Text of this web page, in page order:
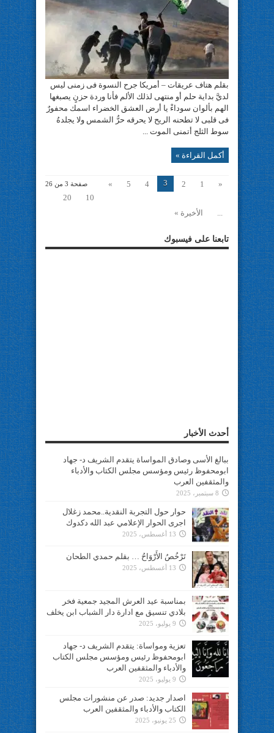
بقلم هتاف عريقات – أمريكا جرح النسوة فى زمنى ليس
لديَّ بداية حلم أو منتهى لذلك الألم فأنا وردة حزنٍ يصبغها
الهم بألوان سوداءْ يا أرض العشق الخضراء اسمك محفورٌ
فى قلبى لا تطحنه الريح لا يحرقه حرُّ الشمس ولا يجلدهُ
سوط الثلج أتمنى الموت ...
أكمل القراءة »
صفحة 3 من 26 «
1
2
3
4
5
»
10
20
...
الأخيرة »
تابعنا على فيسبوك
أحدث الأخبار
ببالغ الأسى وصادق المواساة يتقدم الشريف د- جهاد
ابومحفوظ رئيس ومؤسس مجلس الكتاب والأدباء
والمثقفين العرب
8 سبتمبر، 2025
حوار حول التجربة النقدية..محمد زغلال
اجرى الحوار الإعلامي عبد الله دكدوك
13 أغسطس، 2025
تَرْخُصُ الأَرْوَاحُ … بقلم حمدي الطحان
13 أغسطس، 2025
بمناسبة عيد العرش المجيد جمعية فخر
بلادي تنسيق مع ادارة دار الشباب ابن يخلف
9 يوليو، 2025
تعزية ومواساة: يتقدم الشريف د- جهاد
ابومحفوظ رئيس ومؤسس مجلس الكتاب
والأدباء والمثقفين العرب
9 يوليو، 2025
اصدار جديد: صدر عن منشورات مجلس
الكتاب والأدباء والمثقفين العرب
25 يونيو، 2025